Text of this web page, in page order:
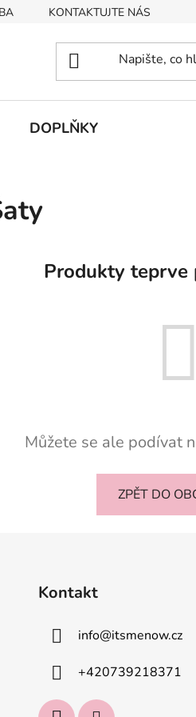
KONTAKTUJTE NÁS
DOPLŇKY
Produkty teprve
Můžete se ale podívat
ZPĚT DO
Kontakt
info@itsmenow.cz
+420739218371